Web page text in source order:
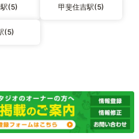
(5) 甲斐住吉駅(5)
(5)